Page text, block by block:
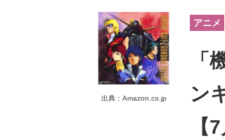
ビジネスと働き方のヒント
ITエンジニア向け専門サイト
出典：Amazon.co.jp
アニメ
「
ン
【